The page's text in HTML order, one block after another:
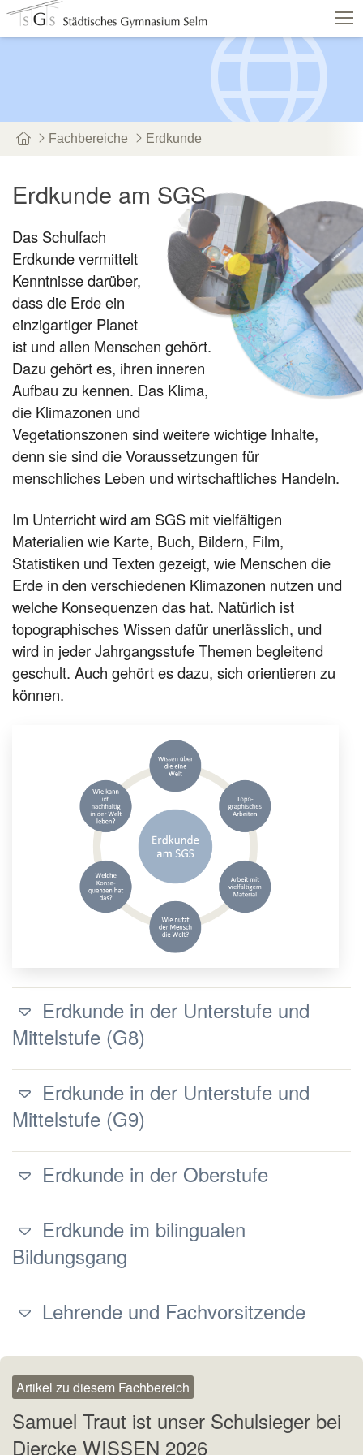
Suche
Service
Fachbereiche Erdkunde
Erdkunde am SGS
Das Schulfach
Erdkunde vermittelt
Kenntnisse darüber,
dass die Erde ein
einzigartiger Planet
ist und allen Menschen gehört.
Dazu gehört es, ihren inneren
Aufbau zu kennen. Das Klima,
die Klimazonen und
Vegetationszonen sind weitere wichtige Inhalte,
denn sie sind die Voraussetzungen für
menschliches Leben und wirtschaftliches Handeln.
Im Unterricht wird am SGS mit vielfältigen
Materialien wie Karte, Buch, Bildern, Film,
Statistiken und Texten gezeigt, wie Menschen die
Erde in den verschiedenen Klimazonen nutzen und
welche Konsequenzen das hat. Natürlich ist
topographisches Wissen dafür unerlässlich, und
wird in jeder Jahrgangsstufe Themen begleitend
geschult. Auch gehört es dazu, sich orientieren zu
können.
Erdkunde in der Unterstufe und
Mittelstufe (G8)
Erdkunde in der Unterstufe und
Mittelstufe (G9)
Erdkunde in der Oberstufe
Erdkunde im bilingualen
Bildungsgang
Lehrende und Fachvorsitzende
Artikel zu diesem Fachbereich
Samuel Traut ist unser Schulsieger bei
Diercke WISSEN 2026